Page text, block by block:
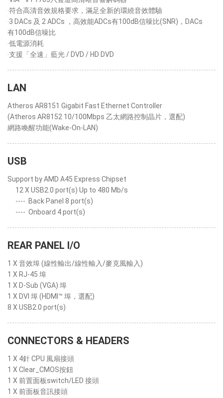
‧符合高清音效規格要求，滿足全新的環繞音效體驗
‧3 DACs 及 2 ADCs ，高效能ADCs有100dB信噪比(SNR)，DACs
有100dB信噪比
‧低電源消耗
‧支援「全速」藍光 / DVD / HD DVD
LAN
Atheros AR8151 Gigabit Fast Ethernet Controller
(Atheros AR8152 10/100Mbps 乙太網路控制晶片，選配)
網路喚醒功能(Wake-On-LAN)
USB
Support by AMD A45 Express Chipset
12 X USB2.0 port(s) Up to 480 Mb/s
---- Back Panel 8 port(s)
---- Onboard 4 port(s)
REAR PANEL I/O
1 X 音效埠 (線性輸出/線性輸入/麥克風輸入)
1 X RJ-45 埠
1 X D-Sub (VGA) 埠
1 X DVI 埠 (HDMI™ 埠，選配)
8 X USB2.0 port(s)
CONNECTORS & HEADERS
1 X 4針 CPU 風扇接頭
1 X Clear_CMOS按鈕
1 X 前置面板switch/LED 接頭
1 X 前面板音訊接頭